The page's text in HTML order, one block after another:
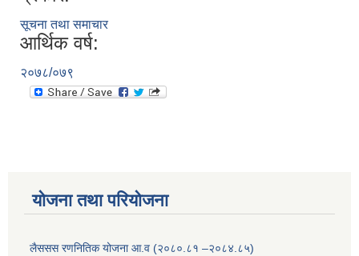
सूचना तथा समाचार
आर्थिक वर्ष:
२०७८/०७९
योजना तथा परियोजना
लैससस रणनितिक योजना आ.व (२०८०.८१ –२०८४.८५)